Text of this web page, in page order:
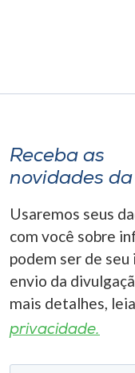
Unoesc
o idioma
Receba as
novidades
Usaremos seus
com você sobre
podem ser de
envio da
mais detalhes,
privacidade.